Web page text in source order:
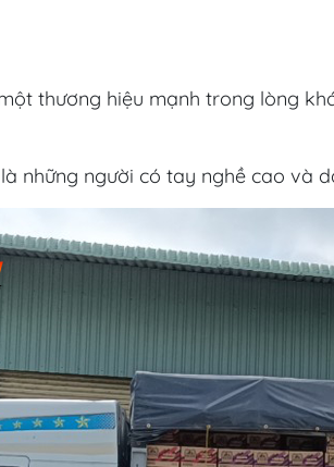
thương hiệu mạnh trong lòng
những người có tay nghề cao và